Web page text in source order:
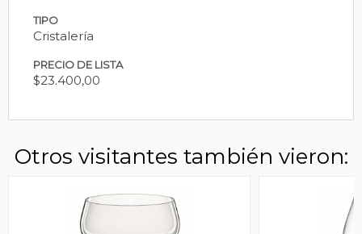
TIPO
Cristalería
PRECIO DE LISTA
$23.400,00
Otros visitantes también vieron: